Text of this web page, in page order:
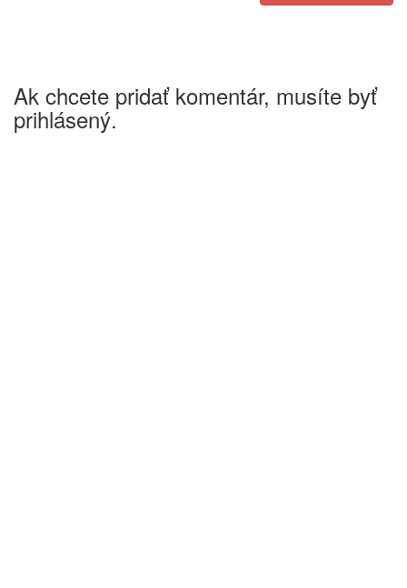
Ak chcete pridať komentár, musíte byť
prihlásený.